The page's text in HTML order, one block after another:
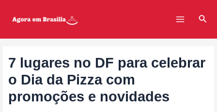
Menu
7 lugares no DF para celebrar
o Dia da Pizza com
promoções e novidades